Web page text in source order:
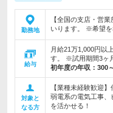
勤務地
【全国の支店・営
いります。 ※希望
給与
月給21万1,000円以
す。 ※試用期間3ヶ
初年度の年収： 300
対象と
なる方
【業種未経験歓迎
弱電系の電気工事、
を活かせる！